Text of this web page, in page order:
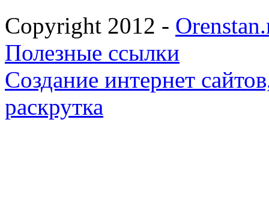
Copyright 2012 -
Полезные ссылки
Создание интернет
раскрутка